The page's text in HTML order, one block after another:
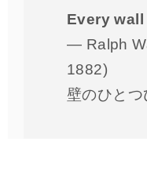
Every
— Ralph
1882)
壁のひとつ